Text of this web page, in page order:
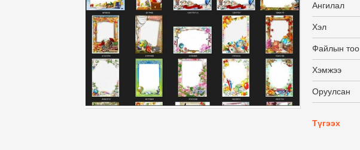
Ангилал
Хэл
Файлын тоо
Хэмжээ
Оруулсан
Түгээх